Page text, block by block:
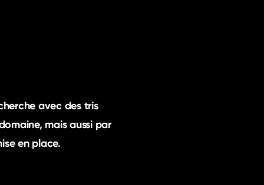
avec des tris
mais aussi par
en place.